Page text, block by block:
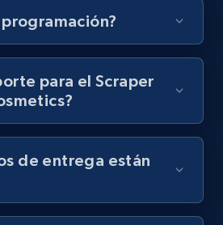
rating max, Rating,
and more.
para el Scraper
de entrega están